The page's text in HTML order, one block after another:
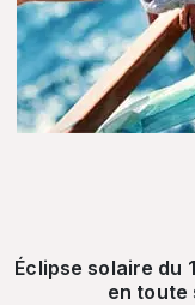
Éclipse solaire du
en toute